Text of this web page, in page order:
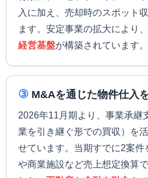
入に加え、売却時のスポット
ます。安定事業の拡大により
経営基盤が構築されています。
③ M&Aを通じた物件仕入
2026年11月期より、事業承継
業を引き継ぐ形での買収）を
せています。当期すでに2案件
や商業施設など売上想定換算